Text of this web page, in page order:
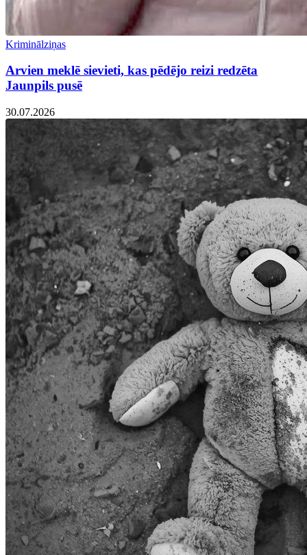
Kriminālziņas
Arvien meklē sievieti, kas pēdējo reizi redzēta
Jaunpils pusē
30.07.2026